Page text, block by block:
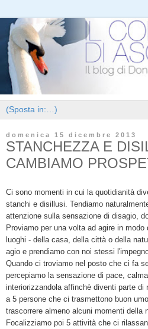
domenica 15 dicembre 2013
STANCHEZZA E
CAMBIAMO
Ci sono momenti in cui la quotidianità
stanchi e disillusi. Tendiamo
attenzione sulla sensazione di disagio,
Proviamo per una volta ad agire in
luoghi - della casa, della città o della
agio e prendiamo con noi stessi
Quando ci troviamo nel posto che ci fa
percepiamo la sensazione di pace,
interiorizzandola affinchè diventi parte
a 5 persone che ci trasmettono buon
trascorrere almeno alcuni momenti della
Focalizziamo poi 5 attività che ci